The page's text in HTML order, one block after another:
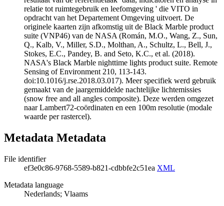
relatie tot ruimtegebruik en leefomgeving ' die VITO in
opdracht van het Departement Omgeving uitvoert. De
originele kaarten zijn afkomstig uit de Black Marble product
suite (VNP46) van de NASA (Román, M.O., Wang, Z., Sun,
Q., Kalb, V., Miller, S.D., Molthan, A., Schultz, L., Bell, J.,
Stokes, E.C., Pandey, B. and Seto, K.C., et al. (2018).
NASA's Black Marble nighttime lights product suite. Remote
Sensing of Environment 210, 113-143.
doi:10.1016/j.rse.2018.03.017). Meer specifiek werd gebruik
gemaakt van de jaargemiddelde nachtelijke lichtemissies
(snow free and all angles composite). Deze werden omgezet
naar Lambert72-coördinaten en een 100m resolutie (modale
waarde per rastercel).
Metadata Metadata
File identifier
ef3e0c86-9768-5589-b821-cdbbfe2c51ea XML
Metadata language
Nederlands; Vlaams